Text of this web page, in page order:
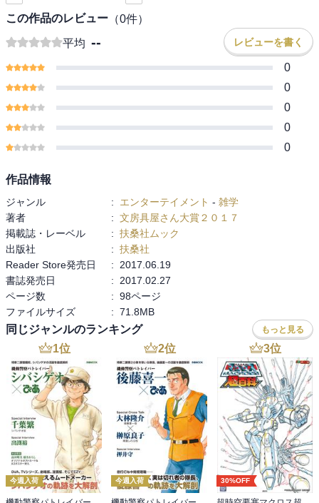
賞」です。
本書では、新商品のなかからもっともすぐれた商品である「大賞」
を決定。
さらに「コスパ賞」「デザイン賞」「機能賞」「アイデア賞」を設
う「文房具屋さん」が認めたアイテムはいったいなんなのか……?
ぜひ、本書で結果をご確認ください!
●2017の「大賞」を発表!
さらに「コスパ賞」「デザイン賞」「機能賞」「アイデア賞」も発
表します。
●審査員が選んだオンリー1アイテムを「審査員特別賞」として発表!
そして、人気メディア&ブロガーが選んだいち押しアイテムを「メデ
ィア&ブロガー賞」 として紹介! こちらも要チェック!
●ほか、文房具企画も充実!
▽欲しいものが絶対みつかる! 【入賞文房具BEST100】
▽文具王・高畑正幸が指南する「文房具の楽しみ方講座」
▽マニアが絶賛するアイテムは?～「裏」文房具屋さん大賞～
▽聞けばもっと好きになる「文房具名言集」
▽人気マンガ『文具少女ののの』の世界
▽文具芸人だいたひかる&文具プランナー福島槙子が推薦「主婦御用
達文具」
▽読む、行く、体験する「究めろ、文具道! 」……etc.
◆審査店一覧(※五十音順)
石丸文行堂、コーチャンフォー、TSUTAYA、つばめや、
東急ハンズ、ナガサワ文具センター、丸善ジュンク堂書店、
マルノウチリーディングスタイル、有隣堂、ロフト
この作品のレビュー （0件）
平均 -- レビューを書く
0
0
0
0
0
作品情報
ジャンル : エンターテイメント - 雑学
著者
: 文房具屋さん大賞２０１７
掲載誌・レーベル
: 扶桑社ムック
出版社
: 扶桑社
Reader Store発売日
:
2017.06.19
書誌発売日
:
2017.02.27
ページ数
: 98ページ
ファイルサイズ
: 71.8MB
同じジャンルのランキング もっと見る
1位
今週入荷
2位
今週入荷
3位
30%OFF